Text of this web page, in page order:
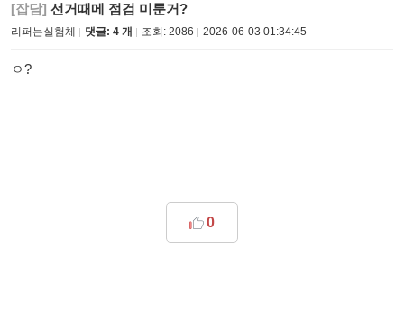
[잡담] 선거때메 점검 미룬거?
리퍼는실험체 댓글: 4 개 조회: 2086 2026-06-03 01:34:45
ㅇ?
0